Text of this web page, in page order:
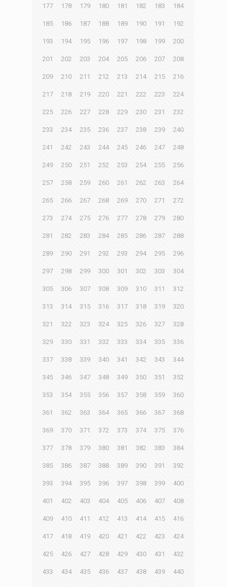
177 178 179 180 181 182 183 184
185 186 187 188 189 190 191 192
193 194 195 196 197 198 199 200
201 202 203 204 205 206 207 208
209 210 211 212 213 214 215 216
217 218 219 220 221 222 223 224
225 226 227 228 229 230 231 232
233 234 235 236 237 238 239 240
241 242 243 244 245 246 247 248
249 250 251 252 253 254 255 256
257 258 259 260 261 262 263 264
265 266 267 268 269 270 271 272
273 274 275 276 277 278 279 280
281 282 283 284 285 286 287 288
289 290 291 292 293 294 295 296
297 298 299 300 301 302 303 304
305 306 307 308 309 310 311 312
313 314 315 316 317 318 319 320
321 322 323 324 325 326 327 328
329 330 331 332 333 334 335 336
337 338 339 340 341 342 343 344
345 346 347 348 349 350 351 352
353 354 355 356 357 358 359 360
361 362 363 364 365 366 367 368
369 370 371 372 373 374 375 376
377 378 379 380 381 382 383 384
385 386 387 388 389 390 391 392
393 394 395 396 397 398 399 400
401 402 403 404 405 406 407 408
409 410 411 412 413 414 415 416
417 418 419 420 421 422 423 424
425 426 427 428 429 430 431 432
433 434 435 436 437 438 439 440